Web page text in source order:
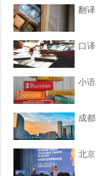
翻
口
小
成
北